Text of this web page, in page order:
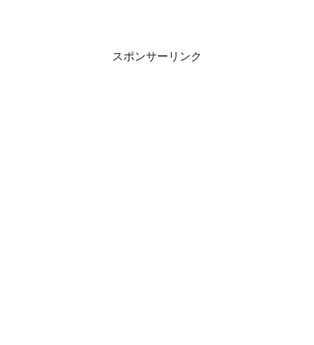
スポンサーリンク